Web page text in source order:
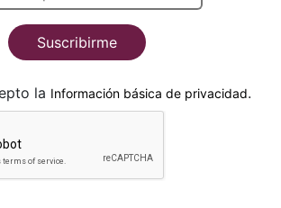
Suscribirme
He leido y acepto la Información básica de privacidad.